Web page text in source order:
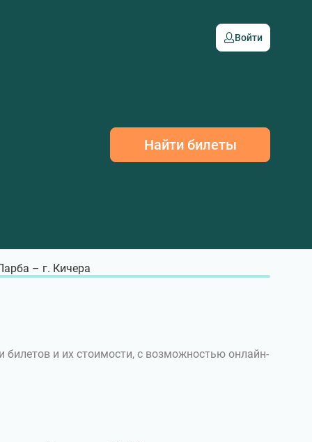
Войти
Найти билеты
– г. Кичера
билетов и их стоимости, с возможностью онлайн-